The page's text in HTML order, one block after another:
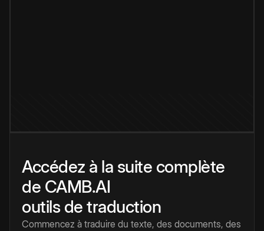
Accédez à la suite complète
de CAMB.AI
outils de traduction
Commencez à traduire du texte, des documents, des